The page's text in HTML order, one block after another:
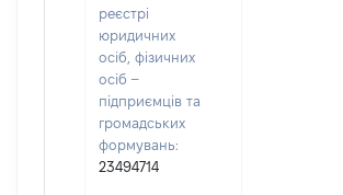
реєстрі
юридичних
осіб, фізичних
осіб –
підприємців та
громадських
формувань:
23494714